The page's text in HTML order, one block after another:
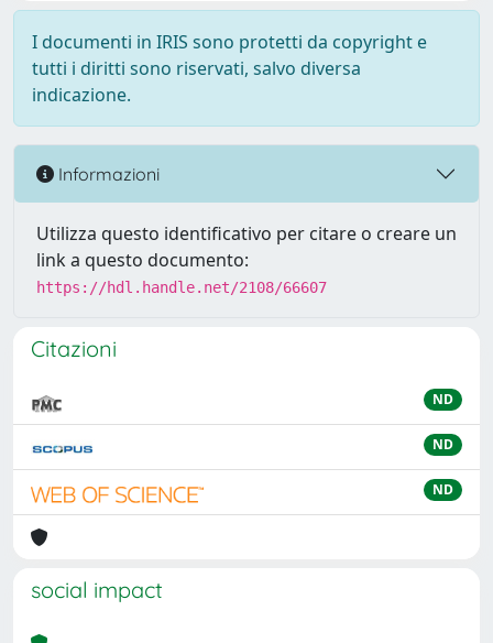
I documenti in IRIS sono protetti da copyright e
tutti i diritti sono riservati, salvo diversa
indicazione.
Informazioni
Utilizza questo identificativo per citare o creare un
link a questo documento:
https://hdl.handle.net/2108/66607
Citazioni
ND
ND
ND
social impact